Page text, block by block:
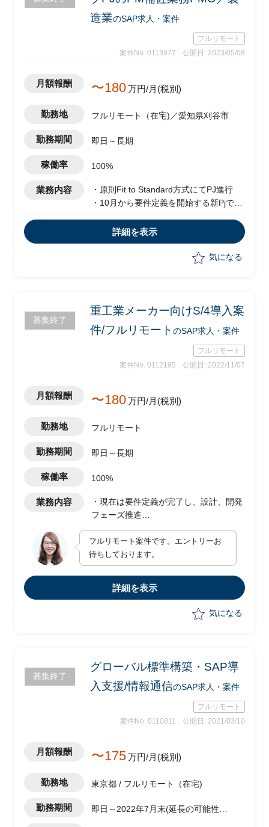
造業のSAP求人・案件
フルリモート
案件No. 0113977
公開日: 2023/05/08
月額報酬 〜180万円/月(税別)
勤務地 フルリモート（在宅)／愛知県刈谷市
勤務期間 即日～長期
稼働率 100%
業務内容
・原則Fit to Standard方式にてPJ進行
・10月から要件定義を開始する新Pjであ
・業務分析/パラメータ設定等の進捗管理
・PM補佐として全体スケジュールの策
詳細を表示
気になる
募集終了
重工業メーカー向けS/4導入案
件/フルリモート のSAP求人・案件
フルリモート
案件No. 0112195
公開日: 2022/11/07
月額報酬 〜180万円/月(税別)
勤務地 フルリモート
勤務期間 即日～長期
稼働率 100%
業務内容
・現在は要件定義が完了し、設計、開発
フェーズ推進
・各種方針書（移行方針、テスト方針な
ど）のドラフトを作成
・PJの各チームリードとコミュニケーシ
ョンを取りながら方針の取りまとめ
・ファシリテーション
・進捗管理、課題管理、品質管理、リス
ク管理方法の提案、および各チームと連
フルリモート案件です。エントリーお
待ちしております。
詳細を表示
気になる
募集終了
グローバル標準構築・SAP導
入支援/情報通信のSAP求人・案件
フルリモート
案件No. 0110811
公開日: 2021/03/10
月額報酬 〜175万円/月(税別)
勤務地 東京都 / フルリモート（在宅)
勤務期間
即日～2022年7月末(延長の可能性あ